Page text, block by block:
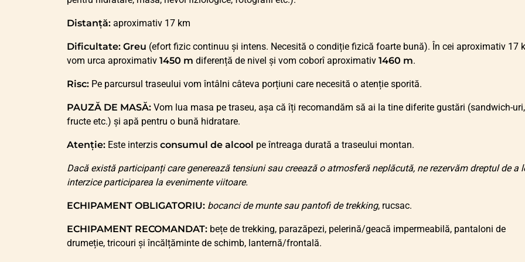
Distanță: aproximativ 17 km
Dificultate: Greu (efort fizic continuu și intens. Necesită o condiție fizică foarte bună). În cei aproximativ 17
vom urca aproximativ 1450 m diferență de nivel și vom coborî aproximativ 1460 m.
Risc: Pe parcursul traseului vom întâlni câteva porțiuni care necesită o atenție sporită.
PAUZĂ DE MASĂ: Vom lua masa pe traseu, așa că îți recomandăm să ai la tine diferite gustări (sandwich-uri,
fructe etc.) și apă pentru o bună hidratare.
Atenție: Este interzis consumul de alcool pe întreaga durată a traseului montan.
Dacă există participanți care generează tensiuni sau creează o atmosferă neplăcută, ne rezervăm dreptul de a
interzice participarea la evenimente viitoare.
ECHIPAMENT OBLIGATORIU: bocanci de munte sau pantofi de trekking, rucsac.
ECHIPAMENT RECOMANDAT: bețe de trekking, parazăpezi, pelerină/geacă impermeabilă, pantaloni de
drumeție, tricouri și încălțăminte de schimb, lanternă/frontală.